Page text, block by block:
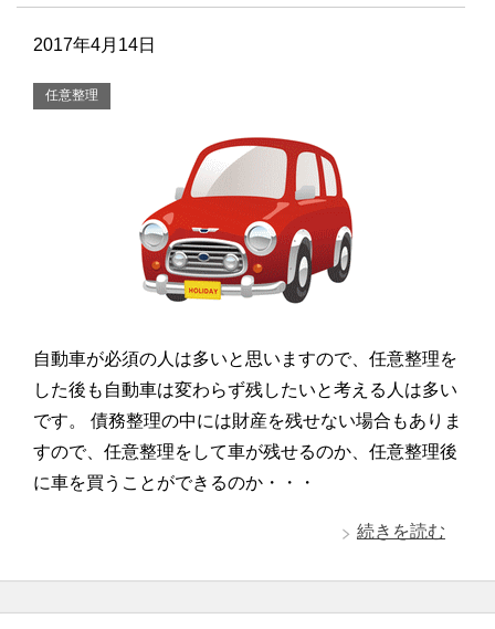
2017年4月14日
任意整理
自動車が必須の人は多いと思いますので、任意整理を
した後も自動車は変わらず残したいと考える人は多い
です。 債務整理の中には財産を残せない場合もありま
すので、任意整理をして車が残せるのか、任意整理後
に車を買うことができるのか・・・
続きを読む